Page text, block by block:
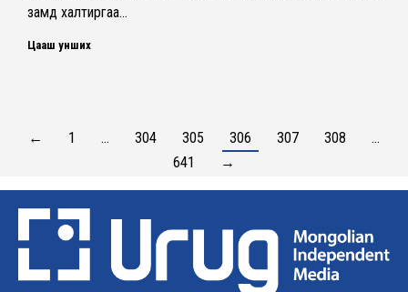
замд халтиргаа…
Цааш унших
← 1 … 304 305 306 307 308
…
641
→